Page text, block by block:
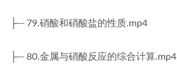
├─ 79.硝酸和硝酸盐的性质.mp4
├─ 80.金属与硝酸反应的综合计算.mp4